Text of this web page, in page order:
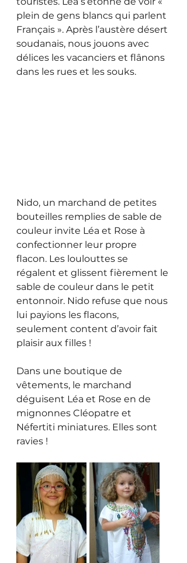
plein de gens blancs qui parlent
Français ». Après l’austère désert
soudanais, nous jouons avec
délices les vacanciers et flânons
dans les rues et les souks.
Nido, un marchand de petites
bouteilles remplies de sable de
couleur invite Léa et Rose à
confectionner leur propre
flacon. Les loulouttes se
régalent et glissent fièrement le
sable de couleur dans le petit
entonnoir. Nido refuse que nous
lui payions les flacons,
seulement content d’avoir fait
plaisir aux filles !
Dans une boutique de
vêtements, le marchand
déguisent Léa et Rose en de
mignonnes Cléopatre et
Néfertiti miniatures. Elles sont
ravies !